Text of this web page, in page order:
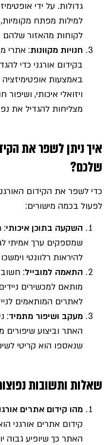
גדולות. על ידי
למילות מפתח
לקוחות מהאזור שלהם
חנויות מקוונות: אתרי
בקידום אורגני כדי
באמצעות אופטימיזציה
ויזואלי איכותי,
מצליחות להגדיל את
איך ניתן לשפר את
שלכם?
כדי לשפר את הקידום
לפעול בכמה מישורים:
השקעה בתוכן איכותי:
שמספקים ערך אמיתי
להיראות רלוונטי
התאמה למובייל:
מותאם למכשירים
לאתרים המותאמים
מעקב ושיפור מתמיד:
האתר וביצוע שיפורים
שנאספו הוא קריטי
שאלות ותשובות
מהו קידום אתרים
קידום אתרים אורגני
האתר כך שיופיע גבוה